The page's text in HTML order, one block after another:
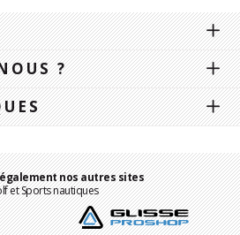
?
nos autres sites
et Sports nautiques